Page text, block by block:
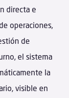
directa e
operaciones,
de
el sistema
la
visible en